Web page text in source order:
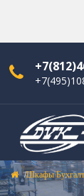
Шкафы